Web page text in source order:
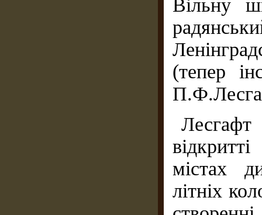
Вільну
(тепер
містах
літніх